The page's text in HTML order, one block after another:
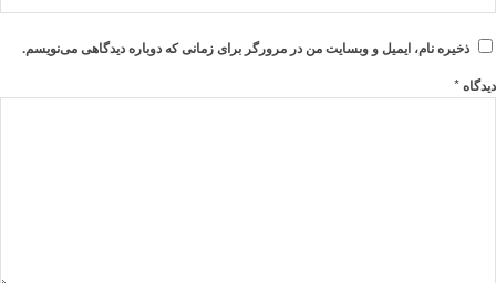
ذخیره نام، ایمیل و وبسایت من در مرورگر برای زمانی که دوباره دیدگاهی می‌نویسم.
دیدگاه*